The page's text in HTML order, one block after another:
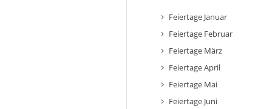
Feiertage Januar
Feiertage Februar
Feiertage März
Feiertage April
Feiertage Mai
Feiertage Juni